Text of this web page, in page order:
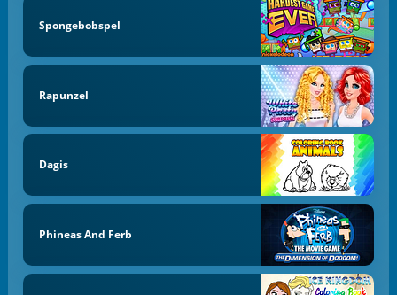
Spongebobspel
Rapunzel
Dagis
Phineas And Ferb